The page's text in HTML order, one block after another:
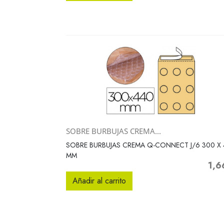
Vista rápida
SOBRE BURBUJAS CREMA...
SOBRE BURBUJAS CREMA Q-CONNECT J/6 300
MM
Añadir al carrito